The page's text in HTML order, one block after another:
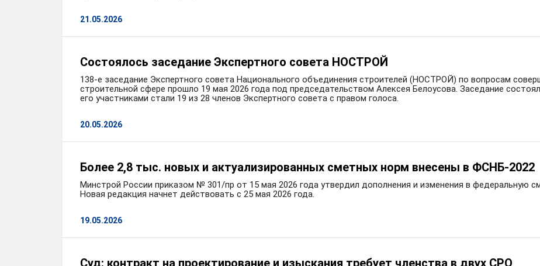
21.05.2026
Состоялось заседание Экспертного совета НОСТРОЙ
138-е заседание Экспертного совета Национального объединения строителей (НОСТРОЙ) по вопросам
строительной сфере прошло 19 мая 2026 года под председательством Алексея Белоусова. Заседание
его участниками стали 19 из 28 членов Экспертного совета с правом голоса.
20.05.2026
Более 2,8 тыс. новых и актуализированных сметных норм внесены в ФСНБ-2022
Минстрой России приказом № 301/пр от 15 мая 2026 года утвердил дополнения и изменения в федеральную
Новая редакция начнет действовать с 25 мая 2026 года.
19.05.2026
Суд: контракт на проектирование и изыскания требует членства в двух СРО